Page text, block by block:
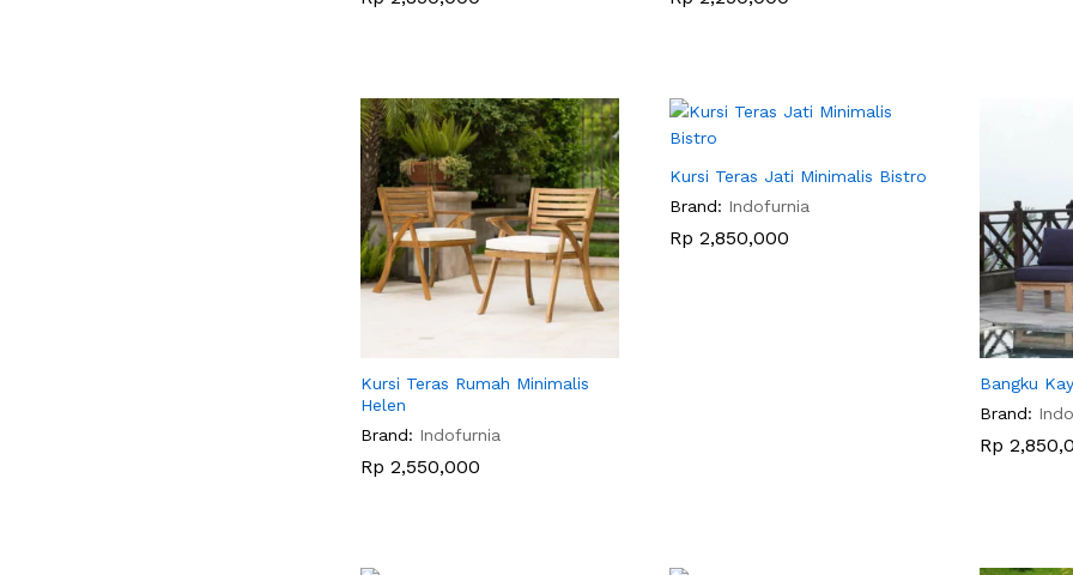
Kursi Teras Rumah Minimalis
Helen
Brand: Indofurnia
Rp 2,550,000
Rp 2,550,000
Kursi Teras Jati Minimalis Bistro
Brand: Indofurnia
Rp 2,850,000
Rp 2,850,000
Bangku
Brand:
Rp
Rp